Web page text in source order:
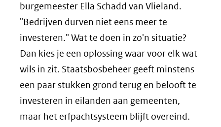
burgemeester Ella Schadd van Vlieland.
"Bedrijven durven niet eens meer te
investeren." Wat te doen in zo'n situatie?
Dan kies je een oplossing waar voor elk wat
wils in zit. Staatsbosbeheer geeft minstens
een paar stukken grond terug en belooft te
investeren in eilanden aan gemeenten,
maar het erfpachtsysteem blijft overeind.